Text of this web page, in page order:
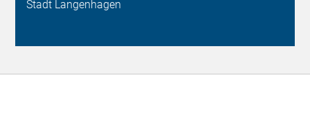
Stadt Langenhagen